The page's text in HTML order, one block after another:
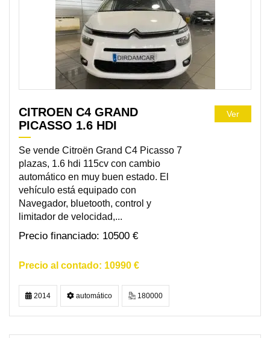
CITROEN C4 GRAND
PICASSO 1.6 HDI
Se vende Citroën Grand C4 Picasso 7
plazas, 1.6 hdi 115cv con cambio
automático en muy buen estado. El
vehículo está equipado con
Navegador, bluetooth, control y
limitador de velocidad,...
10500 €
10990 €
Ver
2014 automático 180000